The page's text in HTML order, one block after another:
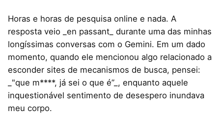
Horas e horas de pesquisa online e nada. A
resposta veio _en passant_ durante uma das minhas
longíssimas conversas com o Gemini. Em um dado
momento, quando ele mencionou algo relacionado a
esconder sites de mecanismos de busca, pensei:
_"que m****, já sei o que é”_, enquanto aquele
inquestionável sentimento de desespero inundava
meu corpo.